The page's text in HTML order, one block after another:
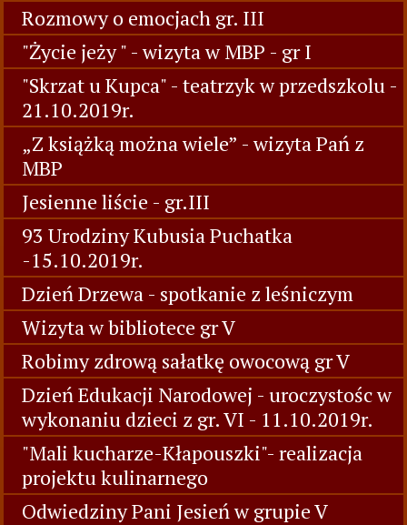
Rozmowy o emocjach gr. III
"Życie jeży " - wizyta w MBP - gr I
"Skrzat u Kupca" - teatrzyk w przedszkolu -
21.10.2019r.
„Z książką można wiele” - wizyta Pań z
MBP
Jesienne liście - gr.III
93 Urodziny Kubusia Puchatka
-15.10.2019r.
Dzień Drzewa - spotkanie z leśniczym
Wizyta w bibliotece gr V
Robimy zdrową sałatkę owocową gr V
Dzień Edukacji Narodowej - uroczystośc w
wykonaniu dzieci z gr. VI - 11.10.2019r.
"Mali kucharze-Kłapouszki"- realizacja
projektu kulinarnego
Odwiedziny Pani Jesień w grupie V